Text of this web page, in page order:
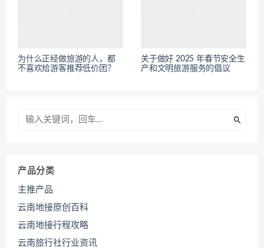
为什么正经做旅游的人，都
不喜欢给游客推荐低价团？
关于做好 2025 年春节安全生
产和文明旅游服务的倡议
产品分类
主推产品
云南地接原创百科
云南地接行程攻略
云南旅行社行业资讯